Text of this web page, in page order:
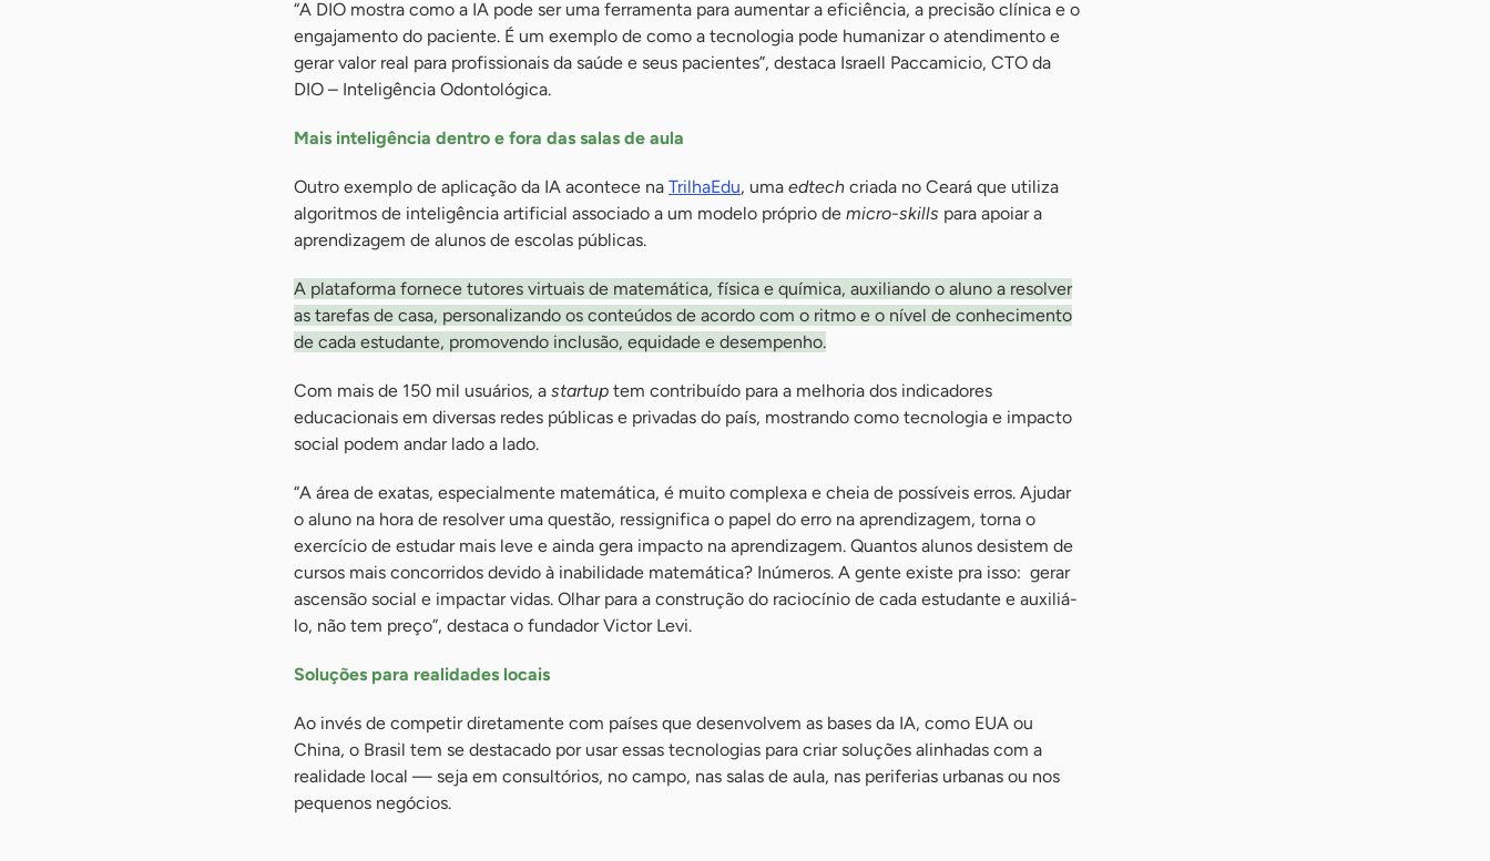
“A DIO mostra como a IA pode ser uma ferramenta para aumentar a eficiência, a precisão clínica e o
engajamento do paciente. É um exemplo de como a tecnologia pode humanizar o atendimento e
gerar valor real para profissionais da saúde e seus pacientes”, destaca Israell Paccamicio, CTO da
DIO – Inteligência Odontológica.
Mais inteligência dentro e fora das salas de aula
Outro exemplo de aplicação da IA acontece na TrilhaEdu, uma edtech criada no Ceará que utiliza
algoritmos de inteligência artificial associado a um modelo próprio de micro-skills para apoiar a
aprendizagem de alunos de escolas públicas.
A plataforma fornece tutores virtuais de matemática, física e química, auxiliando o aluno a resolver
as tarefas de casa, personalizando os conteúdos de acordo com o ritmo e o nível de conhecimento
de cada estudante, promovendo inclusão, equidade e desempenho.
Com mais de 150 mil usuários, a startup tem contribuído para a melhoria dos indicadores
educacionais em diversas redes públicas e privadas do país, mostrando como tecnologia e impacto
social podem andar lado a lado.
“A área de exatas, especialmente matemática, é muito complexa e cheia de possíveis erros. Ajudar
o aluno na hora de resolver uma questão, ressignifica o papel do erro na aprendizagem, torna o
exercício de estudar mais leve e ainda gera impacto na aprendizagem. Quantos alunos desistem de
cursos mais concorridos devido à inabilidade matemática? Inúmeros. A gente existe pra isso: gerar
ascensão social e impactar vidas. Olhar para a construção do raciocínio de cada estudante e auxiliá-
lo, não tem preço”, destaca o fundador Victor Levi.
Soluções para realidades locais
Ao invés de competir diretamente com países que desenvolvem as bases da IA, como EUA ou
China, o Brasil tem se destacado por usar essas tecnologias para criar soluções alinhadas com a
realidade local — seja em consultórios, no campo, nas salas de aula, nas periferias urbanas ou nos
pequenos negócios.